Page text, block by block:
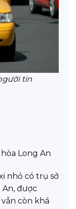
tin
Long An
nhỏ có trụ sở
được
còn khá